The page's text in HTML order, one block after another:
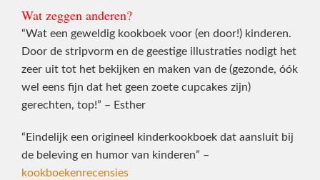
Wat zeggen anderen?
“Wat een geweldig kookboek voor (en door!) kinderen.
Door de stripvorm en de geestige illustraties nodigt het
zeer uit tot het bekijken en maken van de (gezonde, óók
wel eens fijn dat het geen zoete cupcakes zijn)
gerechten, top!” – Esther
“Eindelijk een origineel kinderkookboek dat aansluit bij
de beleving en humor van kinderen” –
kookboekenrecensies